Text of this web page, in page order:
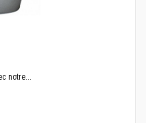
notre...